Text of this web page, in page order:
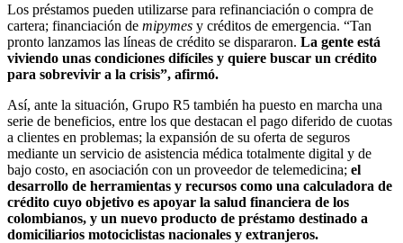
Los préstamos pueden utilizarse para refinanciación o compra de
cartera; financiación de mipymes y créditos de emergencia. “Tan
pronto lanzamos las líneas de crédito se dispararon. La gente está
viviendo unas condiciones difíciles y quiere buscar un crédito
para sobrevivir a la crisis”, afirmó.
Así, ante la situación, Grupo R5 también ha puesto en marcha una
serie de beneficios, entre los que destacan el pago diferido de cuotas
a clientes en problemas; la expansión de su oferta de seguros
mediante un servicio de asistencia médica totalmente digital y de
bajo costo, en asociación con un proveedor de telemedicina; el
desarrollo de herramientas y recursos como una calculadora de
crédito cuyo objetivo es apoyar la salud financiera de los
colombianos, y un nuevo producto de préstamo destinado a
domiciliarios motociclistas nacionales y extranjeros.